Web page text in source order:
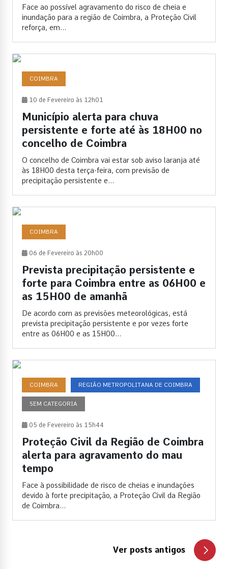
Face ao possível agravamento do risco de cheia e
inundação para a região de Coimbra, a Proteção Civil
reforça, em...
COIMBRA
10 de Fevereiro às 12h01
Município alerta para chuva
persistente e forte até às 18H00 no
concelho de Coimbra
O concelho de Coimbra vai estar sob aviso laranja até
às 18H00 desta terça-feira, com previsão de
precipitação persistente e...
COIMBRA
06 de Fevereiro às 20h00
Prevista precipitação persistente e
forte para Coimbra entre as 06H00 e
as 15H00 de amanhã
De acordo com as previsões meteorológicas, está
prevista precipitação persistente e por vezes forte
entre as 06H00 e as 15H00...
COIMBRA REGIÃO METROPOLITANA DE COIMBRA
SEM CATEGORIA
05 de Fevereiro às 15h44
Proteção Civil da Região de Coimbra
alerta para agravamento do mau
tempo
Face à possibilidade de risco de cheias e inundações
devido à forte precipitação, a Proteção Civil da Região
de Coimbra...
Ver posts antigos